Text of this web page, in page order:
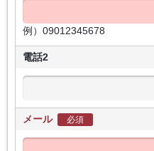
例）09012345678
電話2
メール 必須